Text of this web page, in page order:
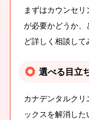
まずはカウンセ
が必要かどうか
ど詳しく相談して
選べる目立
カナデンタルク
ックスを解消し